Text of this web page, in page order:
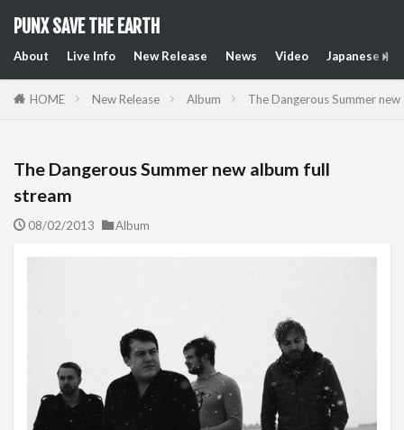
PUNX SAVE THE EARTH
About Live Info New Release News Video Japanese
HOME New Release Album The Dangerous Summer
The Dangerous Summer new album full
stream
08/02/2013 Album